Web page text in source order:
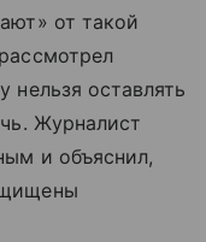
от такой
нельзя оставлять
Журналист
и объяснил,